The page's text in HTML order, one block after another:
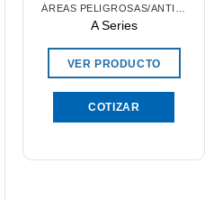
A Series
VER PRODUCTO
COTIZAR